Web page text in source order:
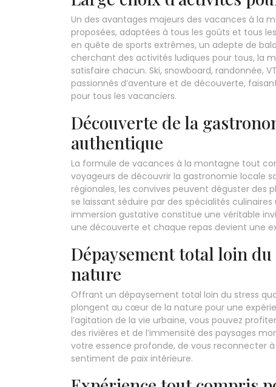
Un des avantages majeurs des vacances à la
proposées, adaptées à tous les goûts et tous
en quête de sports extrêmes, un adepte de
cherchant des activités ludiques pour tous, la
satisfaire chacun. Ski, snowboard, randonnée,
passionnés d’aventure et de découverte,
pour tous les vacanciers.
Découverte de la
authentique
La formule de vacances à la montagne tout
voyageurs de découvrir la gastronomie locale
régionales, les convives peuvent déguster des
se laissant séduire par des spécialités
immersion gustative constitue une véritable
une découverte et chaque repas devient une
Dépaysement total loin
nature
Offrant un dépaysement total loin du stress
plongent au cœur de la nature pour une
l’agitation de la vie urbaine, vous pouvez
des rivières et de l’immensité des paysages
votre essence profonde, de vous reconnecter
sentiment de paix intérieure.